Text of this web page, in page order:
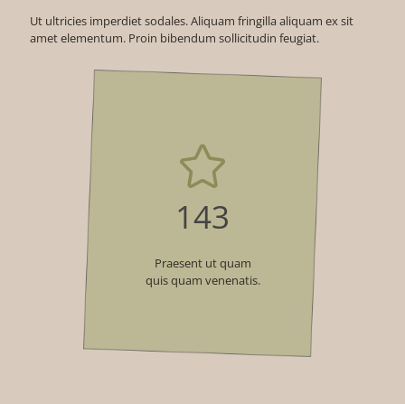
Ut ultricies imperdiet sodales. Aliquam fringilla aliquam ex sit
amet elementum. Proin bibendum sollicitudin feugiat.
143
Praesent ut quam
quis quam venenatis.